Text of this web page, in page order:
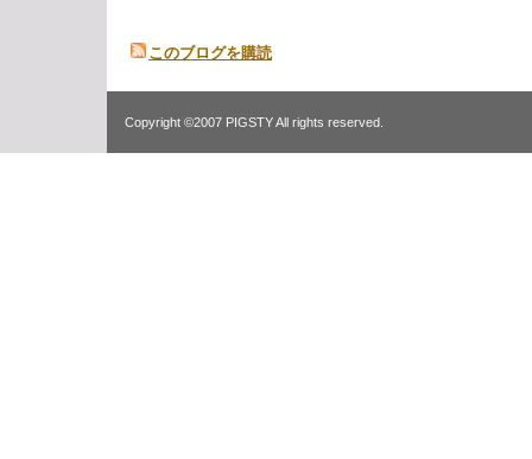
このブログを購読
Copyright ©2007 PIGSTY All rights reserved.